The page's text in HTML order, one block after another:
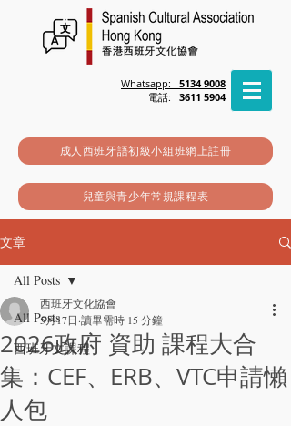
Whatsapp: 5134 9008
電話: 3611 5904
成人西班牙語初級小組班網上註冊
兒童與青少年常規課程表
文章
All Posts
西班牙文課程
All Posts
2026政府 資助 課程大合
集：CEF、ERB、VTC申請懶
人包
西班牙文化協會
5月17日 讀畢需時 15 分鐘